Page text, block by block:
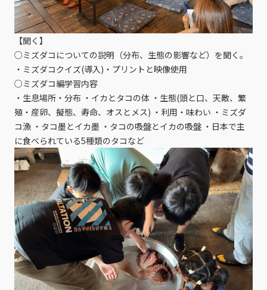
【聞く】
○ミズダコについての説明（分布、生態の影響など）を聞く。
・ミズダコクイズ(導入)・プリントと映像使用
○ミズダコ編学習内容
・生息場所・分布 ・イカとタコの体 ・生態(頭と口、天敵、繁
殖・産卵、擬態、寿命、オスとメス) ・利用・味わい ・ミズダ
コ漁 ・タコ墨とイカ墨 ・タコの吸盤とイカの吸盤 ・日本で主
に食べられている5種類のタコなど